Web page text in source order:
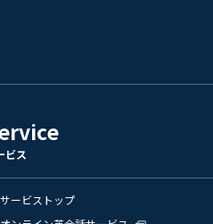
ビス
サービストップ